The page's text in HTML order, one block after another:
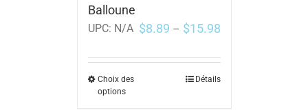
Balloune
UPC: N/A $8.89 – $15.98
Choix des
options
Détails